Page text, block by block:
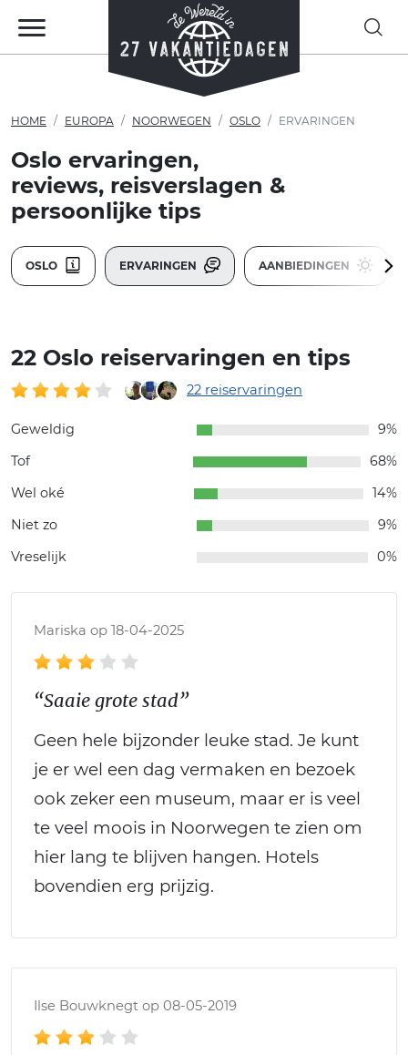
HOME EUROPA NOORWEGEN OSLO ERVARINGEN
Oslo ervaringen,
reviews, reisverslagen &
persoonlijke tips
OSLO ERVARINGEN AANBIEDINGEN
22 Oslo reiservaringen en tips
22 reiservaringen
Geweldig
9%
Tof
68%
Wel oké
14%
Niet zo
9%
Vreselijk
0%
Mariska op 18-04-2025
“Saaie grote stad”
Geen hele bijzonder leuke stad. Je kunt
je er wel een dag vermaken en bezoek
ook zeker een museum, maar er is veel
te veel moois in Noorwegen te zien om
hier lang te blijven hangen. Hotels
bovendien erg prijzig.
Ilse Bouwknegt op 08-05-2019